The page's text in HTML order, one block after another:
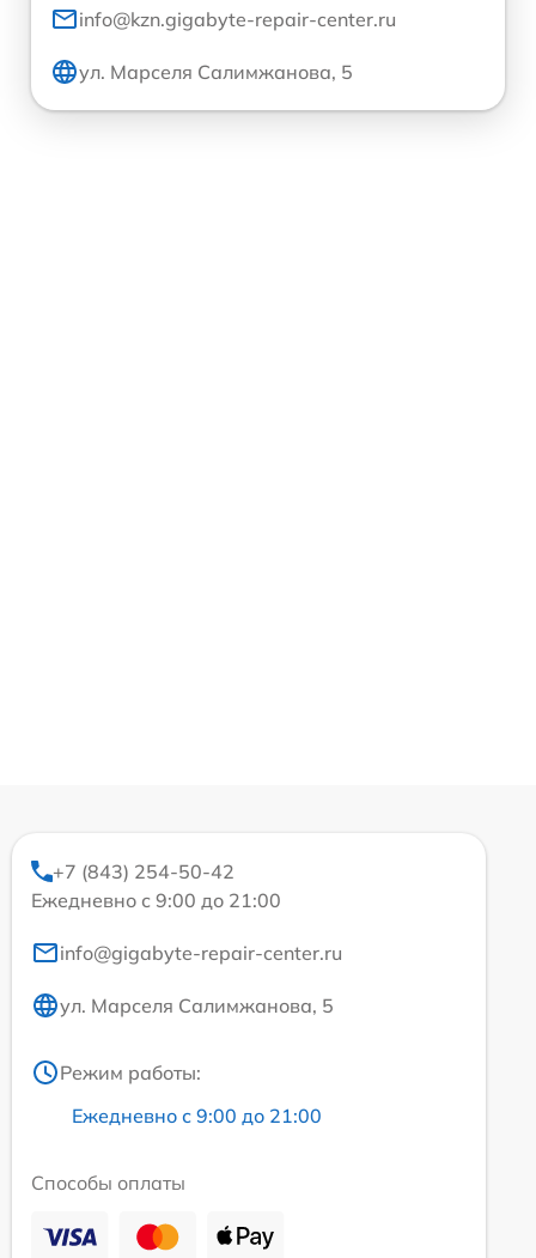
info@kzn.gigabyte-repair-center.ru
ул. Марселя Салимжанова, 5
+7 (843) 254-50-42
Ежедневно с 9:00 до 21:00
info@gigabyte-repair-center.ru
ул. Марселя Салимжанова, 5
Режим работы:
Ежедневно с 9:00 до 21:00
Способы оплаты